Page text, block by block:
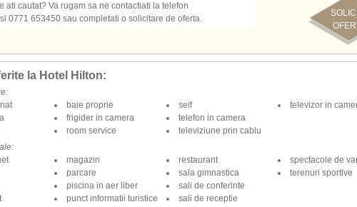
ati cautat? Va rugam sa ne contactiati la telefon
0771 653450 sau completati o solicitare de oferta.
la Hotel Hilton:
baie proprie
frigider in camera
room service
seif
telefon in camera
televiziune prin cablu
televizor in
magazin
parcare
piscina in aer liber
punct informatii turistice
restaurant
sala gimnastica
sali de conferinte
sali de receptie
spectacole de
terenuri sportive